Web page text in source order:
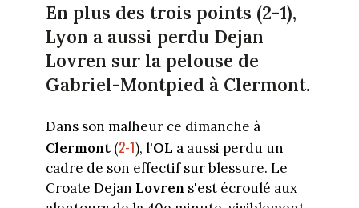
En plus des trois points (2-1),
Lyon a aussi perdu Dejan
Lovren sur la pelouse de
Gabriel-Montpied à Clermont.
Dans son malheur ce dimanche à
Clermont(2-1), l'OL a aussi perdu un
cadre de son effectif sur blessure. Le
Croate Dejan Lovrens'est écroulé aux